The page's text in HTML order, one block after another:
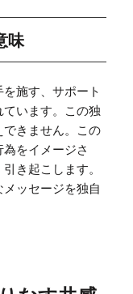
味
施す、サポート
います。この独
できません。この
をイメージさ
き起こします。
ッセージを独自